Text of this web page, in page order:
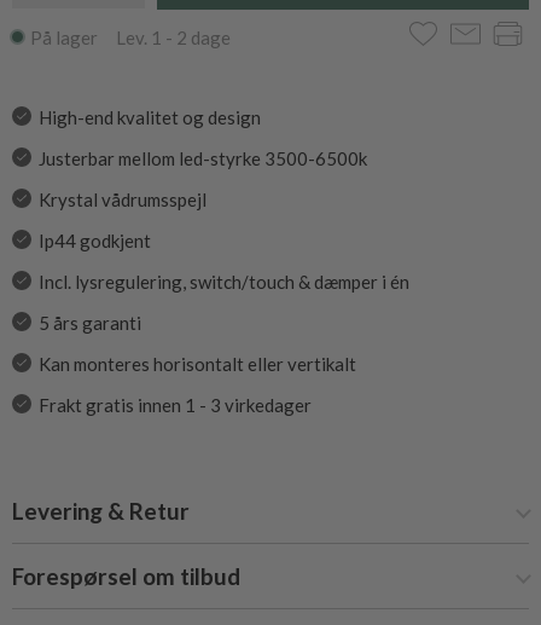
På lager Lev. 1 - 2 dage
High-end kvalitet og design
Justerbar mellom led-styrke 3500-6500k
Krystal vådrumsspejl
Ip44 godkjent
Incl. lysregulering, switch/touch & dæmper i én
5 års garanti
Kan monteres horisontalt eller vertikalt
Frakt gratis innen 1 - 3 virkedager
Levering & Retur
Forespørsel om tilbud